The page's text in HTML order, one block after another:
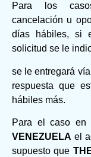
Para los
cancelación u
días hábiles, si
solicitud se le
se le entregará
respuesta que
hábiles más.
Para el caso en
VENEZUELA el
supuesto que